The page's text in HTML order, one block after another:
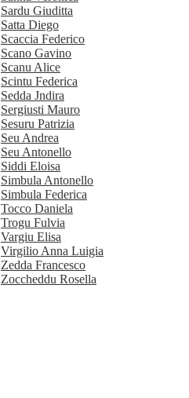
Sardu Giuditta
Satta Diego
Scaccia Federico
Scano Gavino
Scanu Alice
Scintu Federica
Sedda Jndira
Sergiusti Mauro
Sesuru Patrizia
Seu Andrea
Seu Antonello
Siddi Eloisa
Simbula Antonello
Simbula Federica
Tocco Daniela
Trogu Fulvia
Vargiu Elisa
Virgilio Anna Luigia
Zedda Francesco
Zoccheddu Rosella